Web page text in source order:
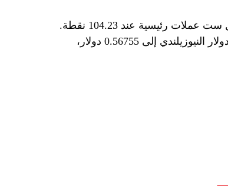
واستقر مؤشر الدولار الذي يقيس أداء العملة الأميركية مقابل ست عملات رئيسية عند 104.23 نقطة.
وبلغ سعر الجنيه الإسترليني 1.2916 دولار، فيما وصل سعر الدولار النيوزيلندي إلى 0.56755 دولار،